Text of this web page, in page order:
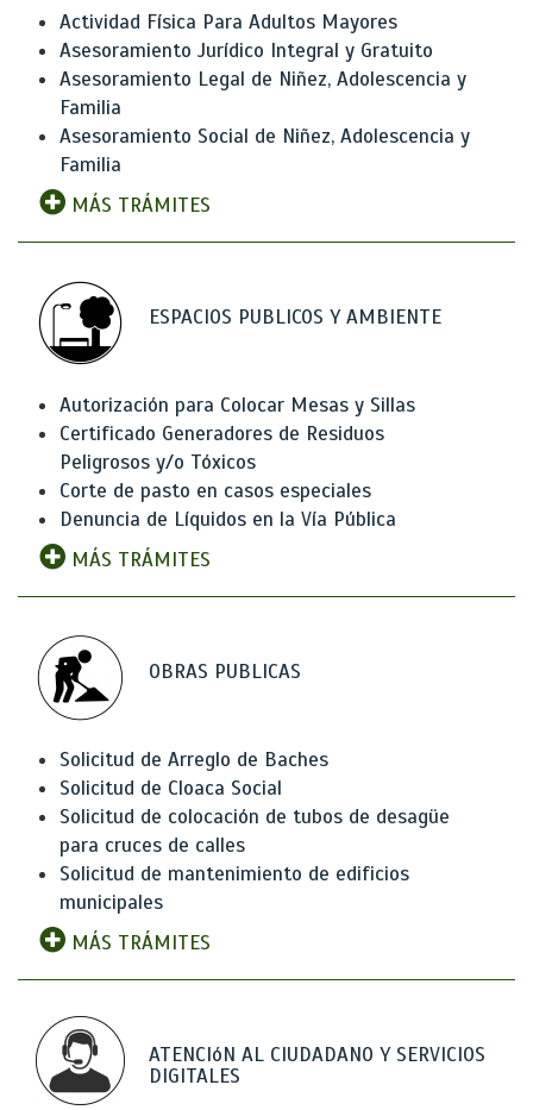
Actividad Física Para Adultos Mayores
Asesoramiento Jurídico Integral y Gratuito
Asesoramiento Legal de Niñez, Adolescencia y
Familia
Asesoramiento Social de Niñez, Adolescencia y
Familia
MÁS TRÁMITES
ESPACIOS PUBLICOS Y AMBIENTE
Autorización para Colocar Mesas y Sillas
Certificado Generadores de Residuos
Peligrosos y/o Tóxicos
Corte de pasto en casos especiales
Denuncia de Líquidos en la Vía Pública
MÁS TRÁMITES
OBRAS PUBLICAS
Solicitud de Arreglo de Baches
Solicitud de Cloaca Social
Solicitud de colocación de tubos de desagüe
para cruces de calles
Solicitud de mantenimiento de edificios
municipales
MÁS TRÁMITES
ATENCIóN AL CIUDADANO Y SERVICIOS
DIGITALES